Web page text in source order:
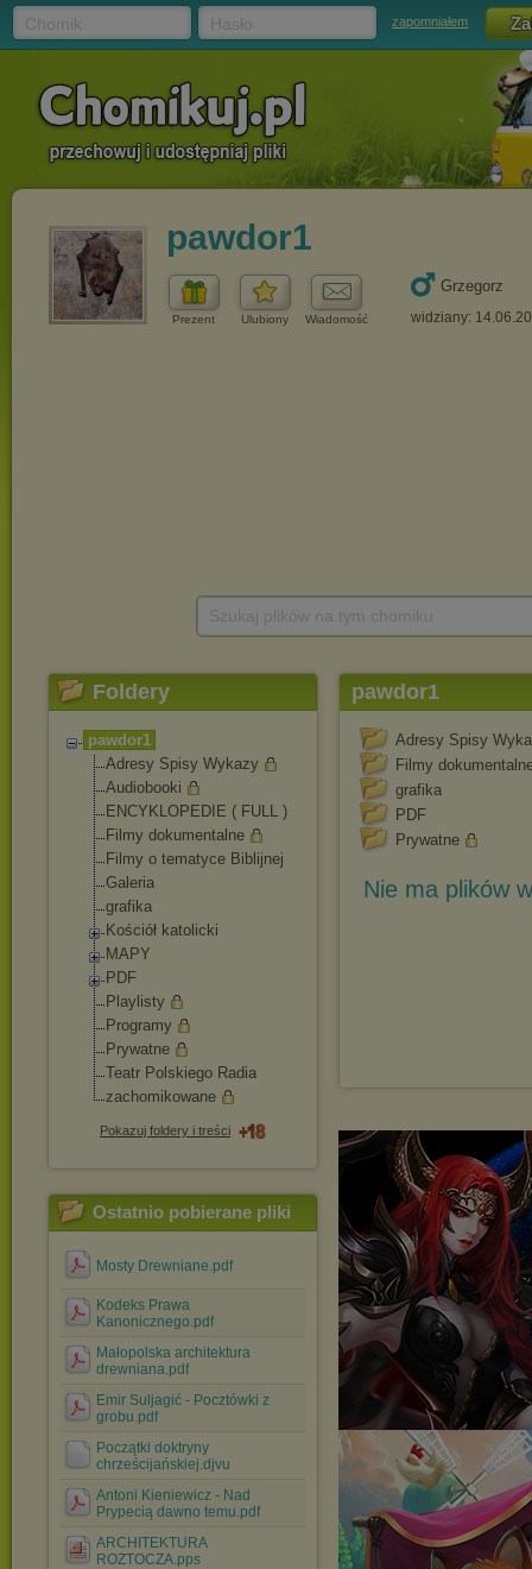
zapomniałem
pawdor1
Prezent Ulubiony Wiadomość
Grzegorz
widziany:
Foldery
pawdor1
Adresy Spisy Wykazy
Audiobooki
ENCYKLOPEDIE ( FULL )
Filmy dokumentalne
Filmy o tematyce Biblijnej
Galeria
grafika
Kościół katolicki
MAPY
PDF
Playlisty
Programy
Prywatne
Teatr Polskiego Radia
zachomikowane
Pokazuj foldery i treści
Ostatnio pobierane pliki
Mosty Drewniane.pdf
Kodeks Prawa
Kanonicznego.pdf
Małopolska architektura
drewniana.pdf
Emir Suljagić - Pocztówki z
grobu.pdf
Początki doktryny
chrześcijańskiej.djvu
Antoni Kieniewicz - Nad
Prypecią dawno temu.pdf
ARCHITEKTURA
ROZTOCZA.pps
pawdor1
Adresy Spisy
Filmy
grafika
PDF
Prywatne
Nie ma plików